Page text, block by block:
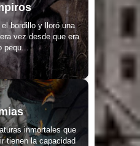
bordillo y lloró una
vez desde que era
pequ...
inmortales que
tienen la capacidad